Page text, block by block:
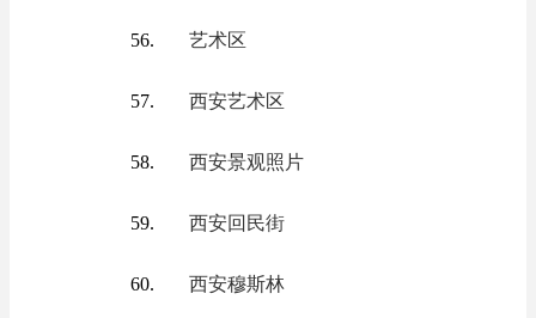
艺术区
西安艺术区
西安景观照片
西安回民街
西安穆斯林